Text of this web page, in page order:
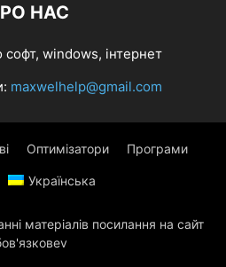
НАС
windows, інтернет
maxwelhelp@gmail.com
Оптимізатори Програми
Українська
матеріалів посилання на сайт